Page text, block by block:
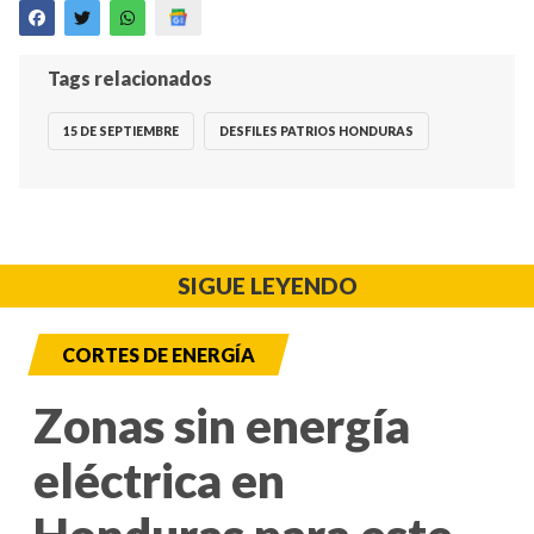
Tags relacionados
15 DE SEPTIEMBRE DESFILES PATRIOS HONDURAS
SIGUE LEYENDO
CORTES DE ENERGÍA
Zonas sin energía
eléctrica en